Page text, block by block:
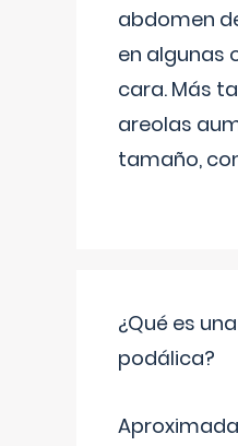
abdomen
en algunas
cara. Más
areolas
tamaño,
¿Qué es
podálica?